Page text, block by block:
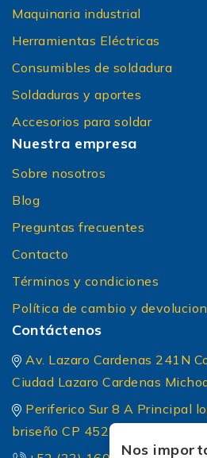
Maquinaria industrial
Herramientas Eléctricas
Consumibles de soldadura
Soldaduras y aportes
Accesorios para soldar
Nuestra empresa
Sobre nosotros
Blog
Preguntas frecuentes
Contacto
Términos y condiciones
Política de cambio y
Contáctenos
Av. Lazaro Cardenas 241N
Ciudad Lazaro Cardenas
Periferico Sur 8 A Principal
briseño CP 45236 Zapopan
Nos